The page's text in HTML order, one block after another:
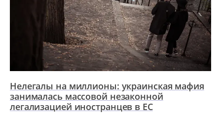
Нелегалы на миллионы: украинская мафия
занималась массовой незаконной
легализацией иностранцев в ЕС